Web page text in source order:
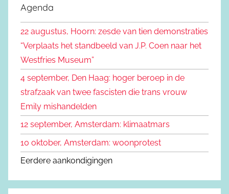
e
n
r
:
e
n
Agenda
22 augustus, Hoorn: zesde van tien demonstraties
“Verplaats het standbeeld van J.P. Coen naar het
Westfries Museum”
4 september, Den Haag: hoger beroep in de
strafzaak van twee fascisten die trans vrouw
Emily mishandelden
12 september, Amsterdam: klimaatmars
10 oktober, Amsterdam: woonprotest
Eerdere aankondigingen